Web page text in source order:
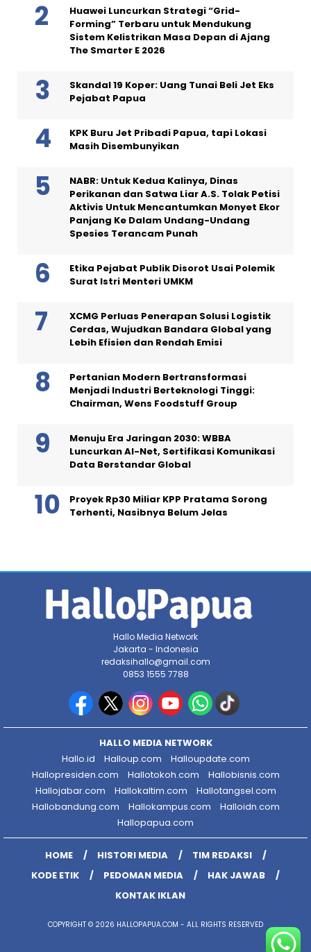
Huawei Luncurkan Strategi “Grid-
Forming” Terbaru untuk Mendukung
Sistem Kelistrikan Masa Depan di Ajang
The Smarter E 2026
Skandal 19 Koper: Uang Tunai Beli Jet Eks
Pejabat Papua
KPK Buru Jet Pribadi Papua, tapi Lokasi
Masih Disembunyikan
NABR: Untuk Kedua Kalinya, Dinas
Perikanan dan Satwa Liar A.S. Tolak Petisi
Aktivis Untuk Mencantumkan Monyet Ekor
Panjang Ke Dalam Undang-Undang
Spesies Terancam Punah
Etika Pejabat Publik Disorot Usai Polemik
Surat Istri Menteri UMKM
XCMG Perluas Penerapan Solusi Logistik
Cerdas, Wujudkan Bandara Global yang
Lebih Efisien dan Rendah Emisi
Pertanian Modern Bertransformasi
Menjadi Industri Berteknologi Tinggi:
Chairman, Wens Foodstuff Group
Menuju Era Jaringan 2030: WBBA
Luncurkan AI-Net, Sertifikasi Komunikasi
Data Berstandar Global
Proyek Rp30 Miliar KPP Pratama Sorong
Terhenti, Nasibnya Belum Jelas
Hallo Media Network
Jakarta - Indonesia
redaksihallo@gmail.com
0853 1555 7788
HALLO MEDIA NETWORK
Hallo.id
Halloup.com
Halloupdate.com
Hallopresiden.com
Hallotokoh.com
Hallobisnis.com
Hallojabar.com
Hallokaltim.com
Hallotangsel.com
Hallobandung.com
Hallokampus.com
Halloidn.com
Hallopapua.com
HOME HISTORI MEDIA
TIM REDAKSI
KODE ETIK
PEDOMAN MEDIA
HAK JAWAB
KONTAK IKLAN
COPYRIGHT © 2026 HALLOPAPUA.COM - ALL RIGHTS RESERVED